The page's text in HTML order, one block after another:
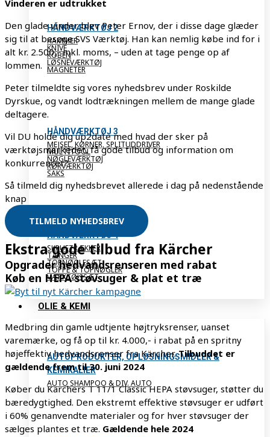
HÅNDVÆRKTØJ 2
HAMMER
KNIVE
KOBEN
LØSNEVÆRKTØJ
MAGNETER
HÅNDVÆRKTØJ 3
MEJSEL, KØRNER, SPLITUDDRIVER
MULTITOOL
NØGLEVÆRKTØJ
RØRVÆRKTØJ
SAKS
HÅNDVÆRKTØJ 4
SKRUETRÆKKER
TÆNGER
TOPNØGLESÆT
TOPPE & TOPNØGLER
VÆRKTØJSSÆT
OLIE & KEMI
AUTOPRODUKTER, OPLØSNINGSMIDLER &
KEMIKALIER
AUTO SHAMPOO & DIV. AUTO
Vinderen er udtrukket
Den glade vinder blev Peter Ernov, der i disse dage glæder
sig til at besøge SVS Værktøj. Han kan nemlig købe ind for i
alt kr. 2.500,- inkl. moms, – uden at tage penge op af
lommen.
Peter tilmeldte sig vores nyhedsbrev under Roskilde
Dyrskue, og vandt lodtrækningen mellem de mange glade
deltagere.
Vil DU holde dig up2date med hvad der sker på
værktøjsmarkedet, få gode tilbud og information om
konkurrencer?
Så tilmeld dig nyhedsbrevet allerede i dag på nedenstående
knap
TILMELD NYHEDSBREV
Ekstra gode tilbud fra Kärcher
Opgrader hedvandsrenseren med rabat
Køb en HEPA støvsuger & plat et træ
Medbring din gamle udtjente højtryksrenser, uanset
varemærke, og få op til kr. 4.000,- i rabat på en spritny
højeffektiv hedvandsrenser fra Kärcher.Tilbuddet er
gældende frem til 30. juni 2024
Køber du Kärchers T 11/1 Classic HEPA støvsuger, støtter du
bæredygtighed. Den ekstremt effektive støvsuger er udført
i 60% genanvendte materialer og for hver støvsuger der
sælges plantes et træ. Gældende hele 2024